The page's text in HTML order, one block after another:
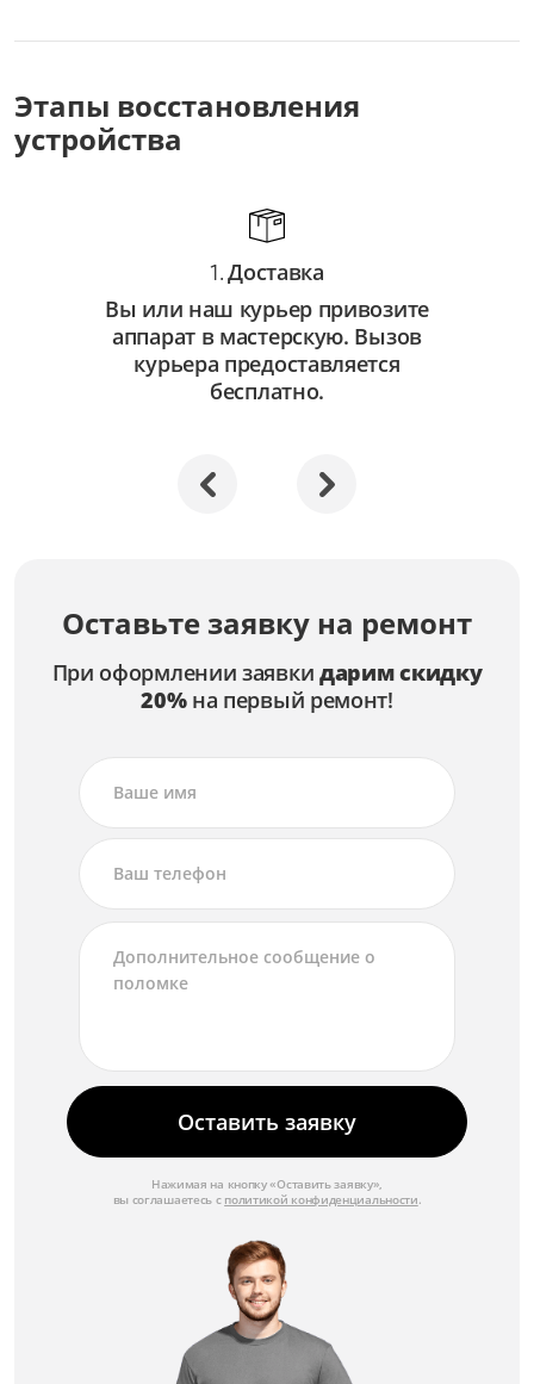
Этапы восстановления
устройства
1.Доставка
Вы или наш курьер привозите
аппарат в мастерскую. Вызов
курьера предоставляется
бесплатно.
Оставьте заявку на ремонт
При оформлении заявки дарим скидку
20%на первый ремонт!
Оставить заявку
Нажимая на кнопку «Оставить заявку»,
вы соглашаетесь с политикой конфиденциальности.